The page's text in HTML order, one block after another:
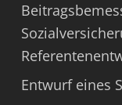
Entwurf eines